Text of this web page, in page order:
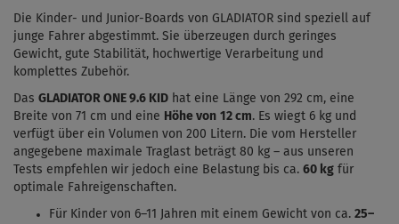
Die Kinder- und Junior-Boards von GLADIATOR sind speziell auf
junge Fahrer abgestimmt. Sie überzeugen durch geringes
Gewicht, gute Stabilität, hochwertige Verarbeitung und
komplettes Zubehör.
Das GLADIATOR ONE 9.6 KID hat eine Länge von 292 cm, eine
Breite von 71 cm und eine Höhe von 12 cm. Es wiegt 6 kg und
verfügt über ein Volumen von 200 Litern. Die vom Hersteller
angegebene maximale Traglast beträgt 80 kg – aus unseren
Tests empfehlen wir jedoch eine Belastung bis ca. 60 kg für
optimale Fahreigenschaften.
Für Kinder von 6–11 Jahren mit einem Gewicht von ca. 25–